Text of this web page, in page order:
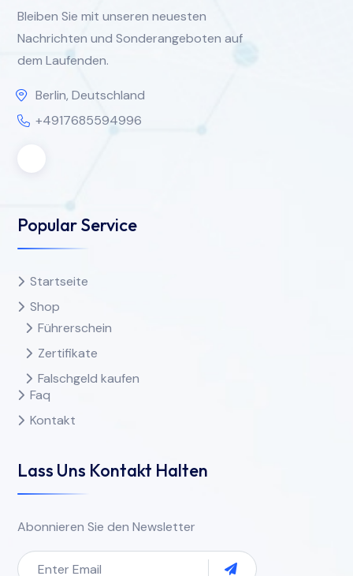
Bleiben Sie mit unseren neuesten
Nachrichten und Sonderangeboten auf
dem Laufenden.
Berlin, Deutschland
+4917685594996
Popular Service
Startseite
Shop
Führerschein
Zertifikate
Falschgeld kaufen
Faq
Kontakt
Lass Uns Kontakt Halten
Abonnieren Sie den Newsletter